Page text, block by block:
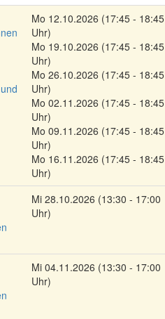
Mo 12.10.2026 (17:45 - 18:45
Uhr)
Mo 19.10.2026 (17:45 - 18:45
Uhr)
Mo 26.10.2026 (17:45 - 18:45
Uhr)
Mo 02.11.2026 (17:45 - 18:45
Uhr)
Mo 09.11.2026 (17:45 - 18:45
Uhr)
Mo 16.11.2026 (17:45 - 18:45
Uhr)
Mi 28.10.2026 (13:30 - 17:00
Uhr)
Mi 04.11.2026 (13:30 - 17:00
Uhr)